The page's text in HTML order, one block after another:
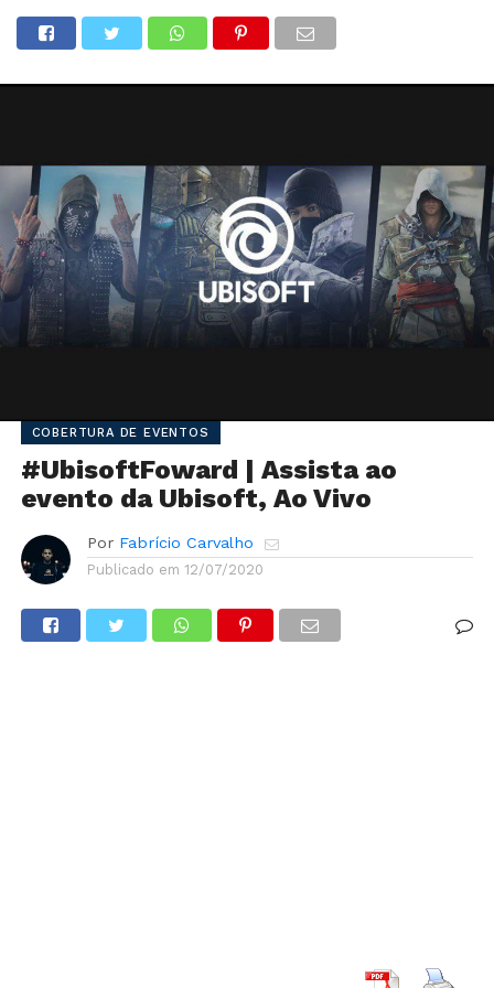
COBERTURA DE EVENTOS
#UbisoftFoward | Assista ao
evento da Ubisoft, Ao Vivo​​
Por Fabrício Carvalho
Publicado em 12/07/2020